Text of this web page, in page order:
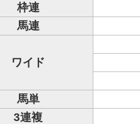
枠連
馬連
ワイド
馬単
3連複